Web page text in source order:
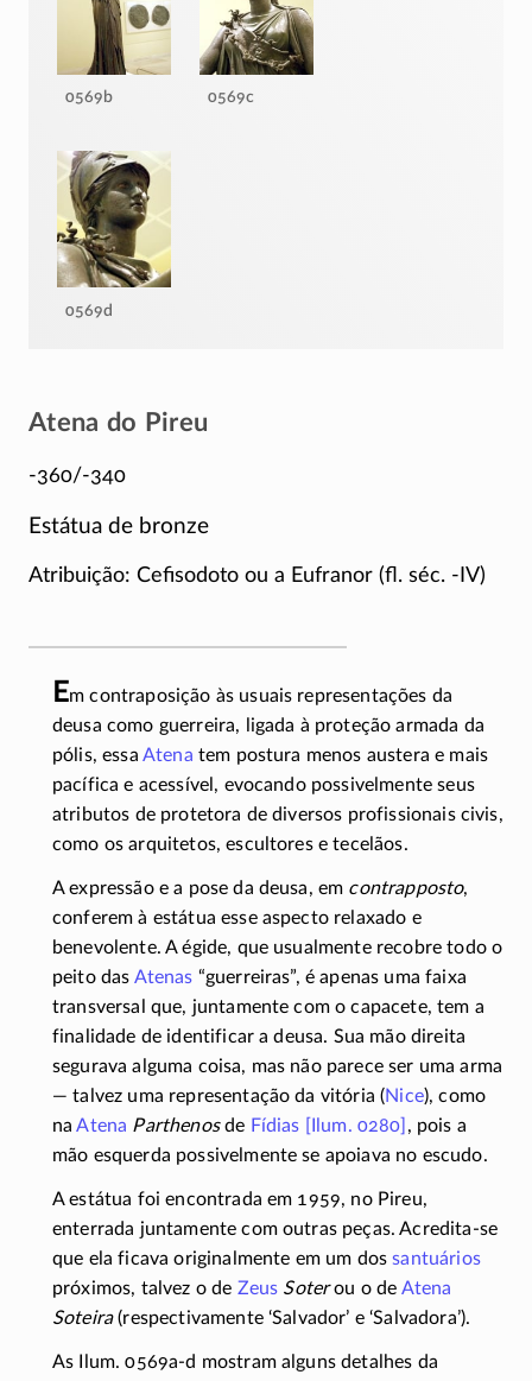
0569b 0569c
0569d
Atena do Pireu
-360/-340
Estátua de bronze
Atribuição: Cefisodoto ou a Eufranor (fl. séc. -IV)
Em contraposição às usuais representações da
deusa como guerreira, ligada à proteção armada da
pólis, essa Atena tem postura menos austera e mais
pacífica e acessível, evocando possivelmente seus
atributos de protetora de diversos profissionais civis,
como os arquitetos, escultores e tecelãos.
A expressão e a pose da deusa, em contrapposto,
conferem à estátua esse aspecto relaxado e
benevolente. A égide, que usualmente recobre todo o
peito das Atenas “guerreiras”, é apenas uma faixa
transversal que, juntamente com o capacete, tem a
finalidade de identificar a deusa. Sua mão direita
segurava alguma coisa, mas não parece ser uma arma
— talvez uma representação da vitória (Nice), como
naAtena Parthenosde Fídias [Ilum. 0280] , pois a
mão esquerda possivelmente se apoiava no escudo.
A estátua foi encontrada em 1959, no Pireu,
enterrada juntamente com outras peças.Acredita-se
que ela ficava originalmente em um dossantuários
próximos, talvez o de Zeus Soterou o de Atena
Soteira(respectivamente ‘Salvador’ e ‘Salvadora’).
As Ilum.0569a-d mostram alguns detalhes da